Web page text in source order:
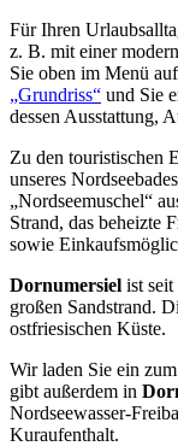
Für Ihren
z. B. mit einer
Sie oben im Menü
„Grundriss“ und Sie
dessen Ausstattung,
Zu den touristischen
unseres Nordseebades
„Nordseemuschel“
Strand, das beheizte
sowie
Dornumersiel ist seit
großen Sandstrand.
ostfriesischen Küste.
Wir laden Sie ein
gibt außerdem in
Nordseewasser-
Kuraufenthalt.